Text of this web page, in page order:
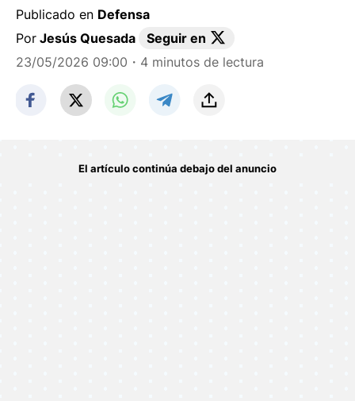
Publicado en Defensa
Por Jesús Quesada
Seguir en
23/05/2026 09:00 ・4 minutos de lectura